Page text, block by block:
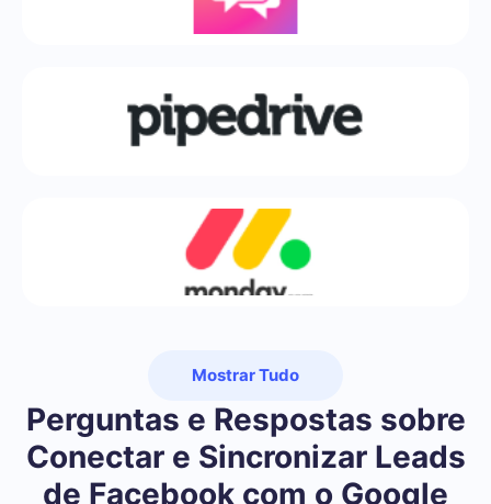
Mostrar Tudo
Perguntas e Respostas sobre
Conectar e Sincronizar Leads
de Facebook com o Google